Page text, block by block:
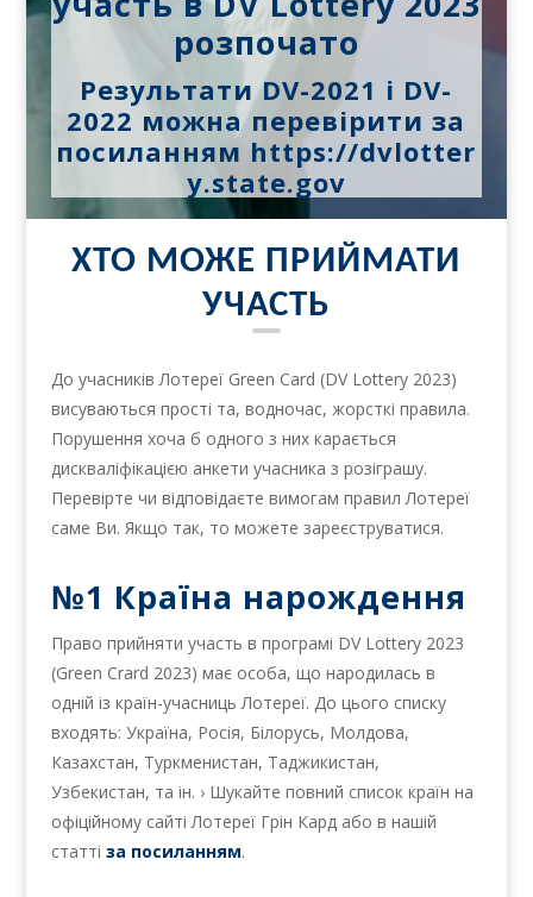
розпочато
Результати DV-2021 i DV-
2022 можна перевірити за
посиланням https://dvlotter
y.state.gov
ХТО МОЖЕ ПРИЙМАТИ
УЧАСТЬ
До учасників Лотереї Green Card (DV Lottery 2023)
висуваються прості та, водночас, жорсткі правила.
Порушення хоча б одного з них карається
дискваліфікацією анкети учасника з розіграшу.
Перевірте чи відповідаєте вимогам правил Лотереї
саме Ви. Якщо так, то можете зареєструватися.
№1 Країна нарождення
Право прийняти участь в програмі DV Lottery 2023
(Green Crard 2023) має особа, що народилась в
одній із країн-учасниць Лотереї. До цього списку
входять: Україна, Росія, Білорусь, Молдова,
Казахстан, Туркменистан, Таджикистан,
Узбекистан, та ін. › Шукайте повний список країн на
офіційному сайті Лотереї Грін Кард або в нашій
статті за посиланням.